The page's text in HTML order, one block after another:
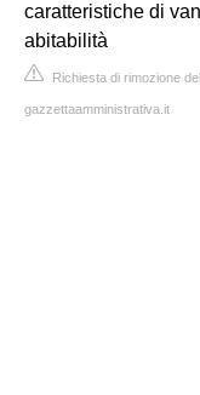
caratteristiche di
abitabilità
Richiesta di rimozione
gazzettaamministrativa.it